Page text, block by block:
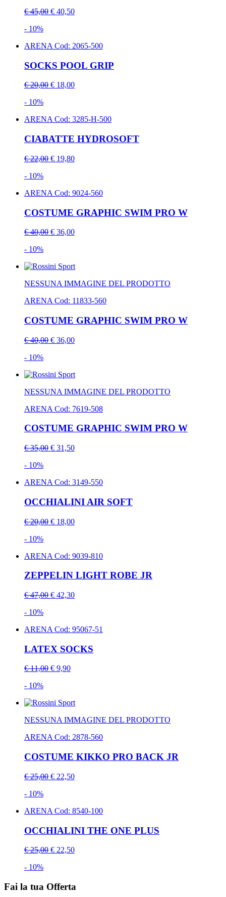
€ 45,00 € 40,50
- 10%
ARENA Cod: 2065-500
SOCKS POOL GRIP
€ 20,00 € 18,00
- 10%
ARENA Cod: 3285-H-500
CIABATTE HYDROSOFT
€ 22,00 € 19,80
- 10%
ARENA Cod: 9024-560
COSTUME GRAPHIC SWIM PRO W
€ 40,00 € 36,00
- 10%
NESSUNA IMMAGINE DEL PRODOTTO
ARENA Cod: 11833-560
COSTUME GRAPHIC SWIM PRO W
€ 40,00 € 36,00
- 10%
NESSUNA IMMAGINE DEL PRODOTTO
ARENA Cod: 7619-508
COSTUME GRAPHIC SWIM PRO W
€ 35,00 € 31,50
- 10%
ARENA Cod: 3149-550
OCCHIALINI AIR SOFT
€ 20,00 € 18,00
- 10%
ARENA Cod: 9039-810
ZEPPELIN LIGHT ROBE JR
€ 47,00 € 42,30
- 10%
ARENA Cod: 95067-51
LATEX SOCKS
€ 11,00 € 9,90
- 10%
NESSUNA IMMAGINE DEL PRODOTTO
ARENACod: 2878-560
COSTUME KIKKO PRO BACK JR
€ 25,00 € 22,50
- 10%
ARENA Cod: 8540-100
OCCHIALINI THE ONE PLUS
€ 25,00 € 22,50
- 10%
Fai la tua Offerta